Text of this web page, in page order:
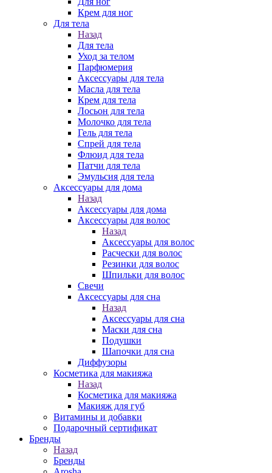
Крем для ног
Для тела
Назад
Для тела
Уход за телом
Парфюмерия
Аксессуары для тела
Масла для тела
Крем для тела
Лосьон для тела
Молочко для тела
Гель для тела
Спрей для тела
Флюид для тела
Патчи для тела
Эмульсия для тела
Аксессуары для дома
Назад
Аксессуары для дома
Аксессуары для волос
Назад
Аксессуары для волос
Расчески для волос
Резинки для волос
Шпильки для волос
Свечи
Аксессуары для сна
Назад
Аксессуары для сна
Маски для сна
Подушки
Шапочки для сна
Диффузоры
Косметика для макияжа
Назад
Косметика для макияжа
Макияж для губ
Витамины и добавки
Подарочный сертификат
Бренды
Назад
Бренды